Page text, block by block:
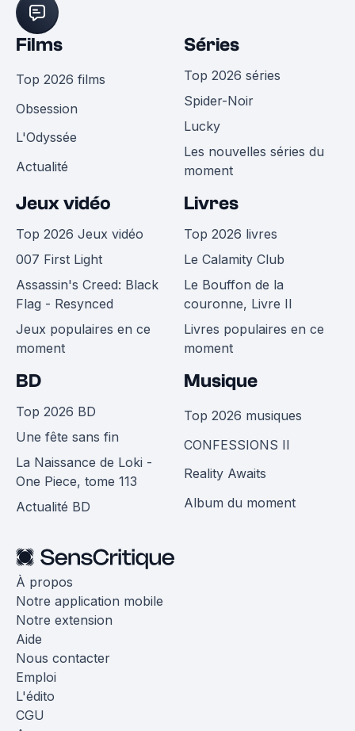
Films
Top 2026 films
Obsession
L'Odyssée
Actualité
Séries
Top 2026 séries
Spider-Noir
Lucky
Les nouvelles séries du
moment
Jeux vidéo
Top 2026 Jeux vidéo
007 First Light
Assassin's Creed: Black
Flag - Resynced
Jeux populaires en ce
moment
Livres
Top 2026 livres
Le Calamity Club
Le Bouffon de la
couronne, Livre II
Livres populaires en ce
moment
BD
Top 2026 BD
Une fête sans fin
La Naissance de Loki -
One Piece, tome 113
Actualité BD
Musique
Top 2026 musiques
CONFESSIONS II
Reality Awaits
Album du moment
À propos
Notre application mobile
Notre extension
Aide
Nous contacter
Emploi
L'édito
CGU